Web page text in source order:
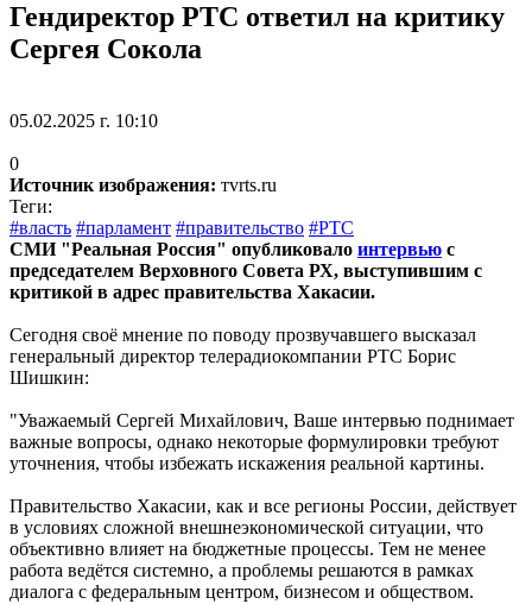
Гендиректор РТС ответил на критику
Сергея Сокола
05.02.2025 г. 10:10
0
Источник изображения: тvrts.ru
Теги:
#власть #парламент #правительство #РТС
СМИ "Реальная Россия" опубликовало интервью с
председателем Верховного Совета РХ, выступившим с
критикой в адрес правительства Хакасии.
Сегодня своё мнение по поводу прозвучавшего высказал
генеральный директор телерадиокомпании РТС Борис
Шишкин:
"Уважаемый Сергей Михайлович, Ваше интервью поднимает
важные вопросы, однако некоторые формулировки требуют
уточнения, чтобы избежать искажения реальной картины.
Правительство Хакасии, как и все регионы России, действует
в условиях сложной внешнеэкономической ситуации, что
объективно влияет на бюджетные процессы. Тем не менее
работа ведётся системно, а проблемы решаются в рамках
диалога с федеральным центром, бизнесом и обществом.